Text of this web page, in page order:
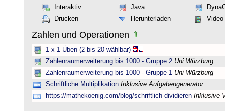
Interaktiv Java
Drucken
Herunterladen Video
Zahlen und Operationen
1 x 1 Üben (2 bis 20 wählbar)
Zahlenraumerweiterung bis 1000 - Gruppe 2 Uni Würzburg
Zahlenraumerweiterung bis 1000 - Gruppe 1 Uni Würzburg
Schriftliche Multiplikation Inklusive Aufgabengenerator
https://mathekoenig.com/blog/schriftlich-dividieren Inklusive